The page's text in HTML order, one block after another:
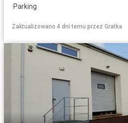
·Parking
Zaktualizowano 4 dni temu przez Gratka